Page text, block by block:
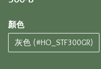
顏色
灰色 (#HO_STF300GR)